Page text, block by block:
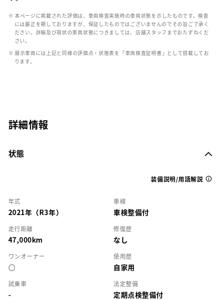
※ 本ページに掲載された評価は、車両検査実施時の車両状態を示したものです。検査
には厳正を期しておりますが、保証したものではございませんのでその旨ご了承く
ださい。詳細及び現状の車両状態につきましては、店舗スタッフまでおたずねくだ
さい。
※ 展示車両には上記と同様の評価点・状態表を「車両検査証明書」として搭載してお
ります。
詳細情報
状態
装備説明/用語解説
年式
2021年（R3年）
車検
車検整備付
走行距離
47,000km
修復歴
なし
ワンオーナー
○
使用歴
自家用
試乗車
-
法定整備
定期点検整備付